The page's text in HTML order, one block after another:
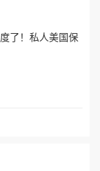
了！私人美国保